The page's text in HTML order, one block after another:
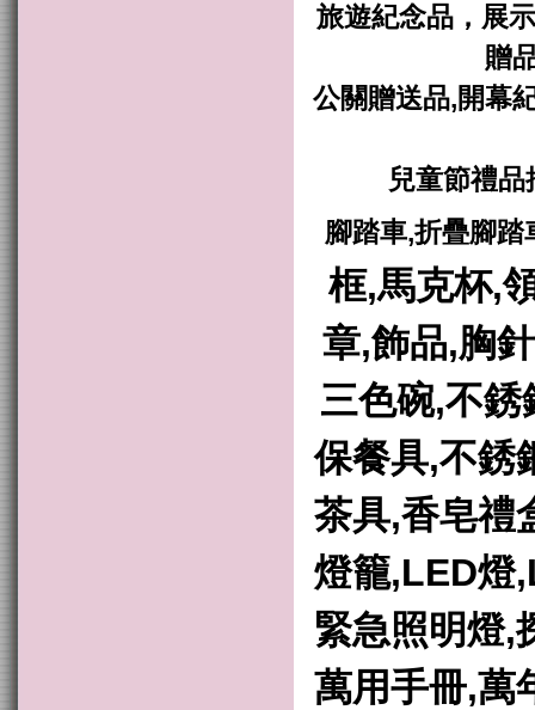
旅遊紀念品，展
贈
公關贈送品,開幕
兒童節禮
腳踏車,折疊腳踏
框,馬克杯,
章,飾品,胸
三色碗,不銹
保餐具,不銹
茶具,香皂禮
燈籠,LED燈
緊急照明燈,
萬用手冊,萬